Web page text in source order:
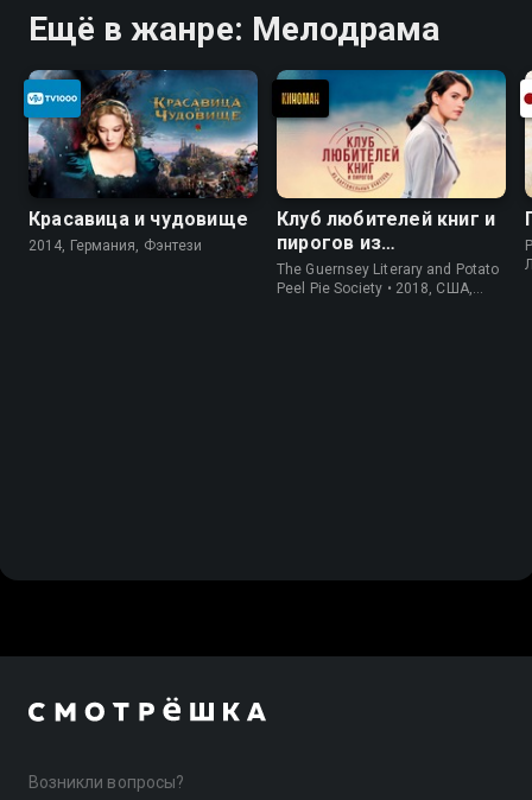
Ещё в жанре: Мелодрама
Красавица и чудовище
2014, Германия, Фэнтези
Клуб любителей книг и
пирогов из
картофельных
очистков
The Guernsey Literary and Potato
Peel Pie Society • 2018, США,
Возникли вопросы?